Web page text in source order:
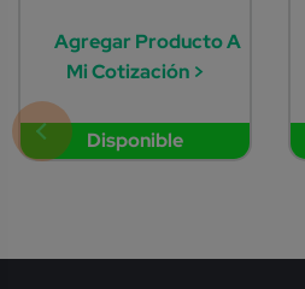
Disponible
Agregar Producto A
Mi Cotización >